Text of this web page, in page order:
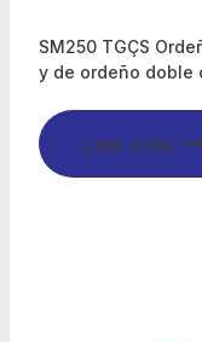
SM250 TGÇS
y de ordeño doble
Leer más